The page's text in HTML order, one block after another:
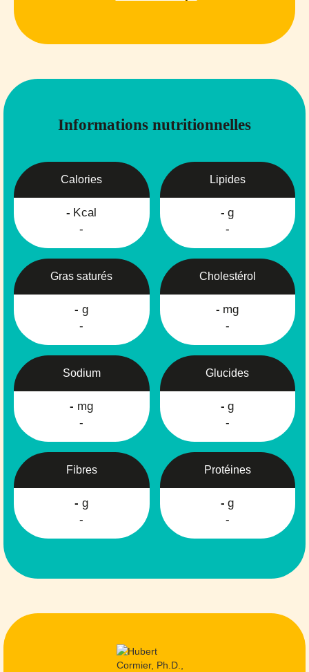
Informations nutritionnelles
Calories
- Kcal
-
Lipides
- g
-
Gras saturés
- g
-
Cholestérol
- mg
-
Sodium
- mg
-
Glucides
- g
-
Fibres
- g
-
Protéines
- g
-